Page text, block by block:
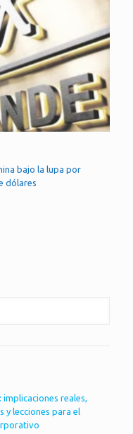
bajo la lupa por
dólares
implicaciones reales,
y lecciones para el